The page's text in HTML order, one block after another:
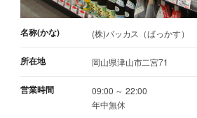
名称(かな) (株)バッカス（ばっかす）
所在地 岡山県津山市二宮71
営業時間
09:00 ～ 22:00
年中無休